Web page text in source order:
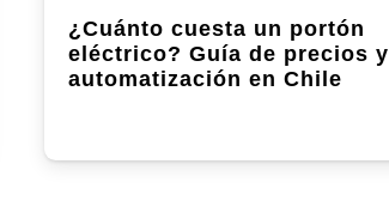
¿Cuánto cuesta un portón
eléctrico? Guía de precios y
automatización en Chile